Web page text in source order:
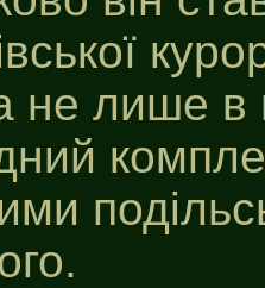
не лише в